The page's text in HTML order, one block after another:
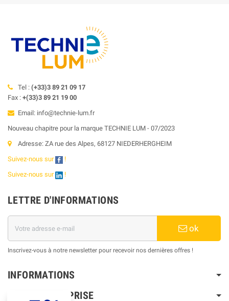
Tel : (+33)3 89 21 09 17
Fax : +(33)3 89 21 19 00
Email: info@technie-lum.fr
Nouveau chapitre pour la marque TECHNIE LUM - 07/2023
Adresse: ZA rue des Alpes, 68127 NIEDERHERGHEIM
Suivez-nous sur
!
Suivez-nous sur
!
LETTRE D'INFORMATIONS
ok
Inscrivez-vous à notre newsletter pour recevoir nos dernières offres !
INFORMATIONS
NOTRE ENTREPRISE